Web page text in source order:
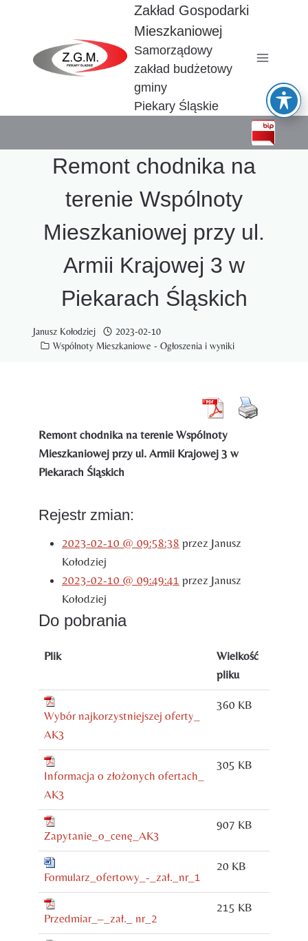
Zakład Gospodarki
Mieszkaniowej
Samorządowy
zakład budżetowy
gminy
Piekary Śląskie
Remont chodnika na
terenie Wspólnoty
Mieszkaniowej przy ul.
Armii Krajowej 3 w
Piekarach Śląskich
Janusz Kołodziej
2023-02-10
Wspólnoty Mieszkaniowe - Ogłoszenia i wyniki
Remont chodnika na terenie Wspólnoty
Mieszkaniowej przy ul. Armii Krajowej 3 w
Piekarach Śląskich
Rejestr zmian:
2023-02-10 @ 09:58:38 przez Janusz
Kołodziej
2023-02-10 @ 09:49:41 przez Janusz
Kołodziej
Do pobrania
Plik
Wielkość
pliku
Wybór najkorzystniejszej oferty_
AK3
360 KB
Informacja o złożonych ofertach_
AK3
305 KB
Zapytanie_o_cenę_AK3
907 KB
Formularz_ofertowy_-_zał._nr_1
20 KB
Przedmiar_–_zał._ nr_2
215 KB